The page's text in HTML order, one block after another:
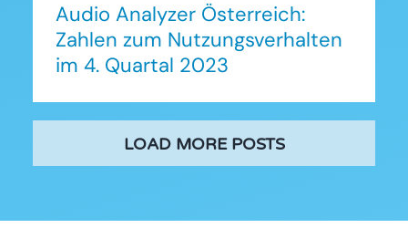
Audio Analyzer Österreich:
Zahlen zum Nutzungsverhalten
im 4. Quartal 2023
LOAD MORE POSTS